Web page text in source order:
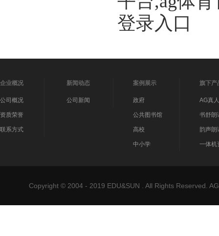
登录入口
企业概况
公司概况
资质荣誉
联系方式
新闻动态
公司新闻
案例展示
政府
公共图书馆
高校
中小学
旗下产
AG真
书舒朗
韵声朗
一体机
Copyright © 2004 - 2019 EDU&SUN . All Rights Reserved.